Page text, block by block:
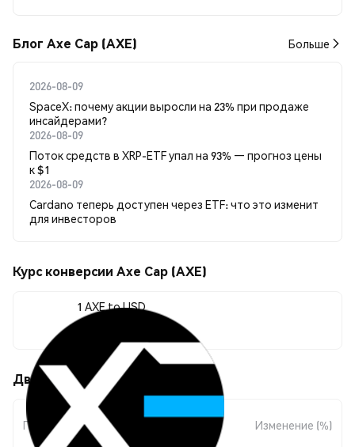
Блог Axe Cap (AXE) Больше
2026-08-09
SpaceX: почему акции выросли на 23% при продаже
инсайдерами?
2026-08-09
Поток средств в XRP-ETF упал на 93% — прогноз цены
к $1
2026-08-09
Cardano теперь доступен через ETF: что это изменит
для инвесторов
Курс конверсии Axe Cap (AXE)
1 AXE to USD
Движения цены Axe Cap (AXE)
Период
Изменение
Изменение (%)